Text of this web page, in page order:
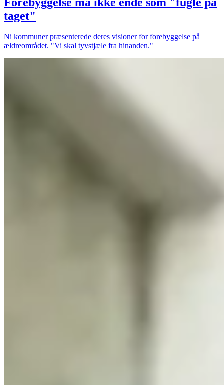
taget"
Ni kommuner præsenterede deres visioner for forebyggelse på
ældreområdet. "Vi skal tyvstjæle fra hinanden."